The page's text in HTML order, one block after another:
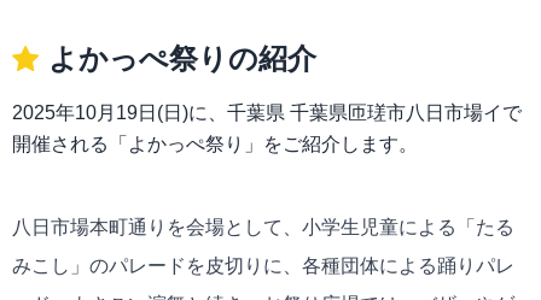
よかっぺ祭りの紹介
2025年10月19日(日)に、千葉県 千葉県匝瑳市八日市場イで
開催される「よかっぺ祭り」をご紹介します。
八日市場本町通りを会場として、小学生児童による「たる
みこし」のパレードを皮切りに、各種団体による踊りパレ